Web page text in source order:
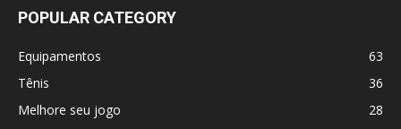
POPULAR CATEGORY
Equipamentos
63
Tênis
36
Melhore seu jogo
28